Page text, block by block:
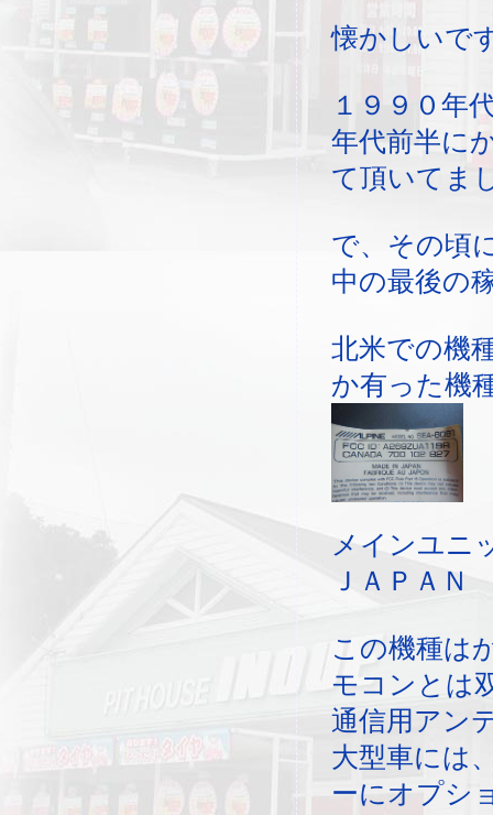
懐かしいで
１９９０年
年代前半に
て頂いてま
で、その頃
中の最後の
北米での機
か有った機
メインユニ
ＪＡＰＡ
この機種は
モコンとは
通信用アン
大型車には
ーにオプシ